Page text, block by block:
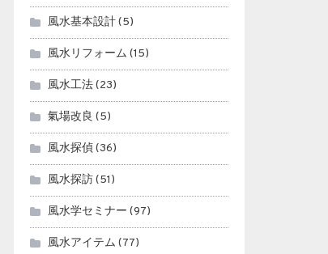
風水基本設計(5)
風水リフォーム (15)
風水工法(23)
氣場改良 (5)
風水探偵(36)
風水探訪(51)
風水学セミナー (97)
風水アイテム (77)